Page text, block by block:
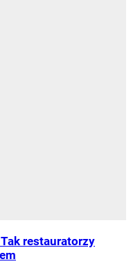
restauratorzy